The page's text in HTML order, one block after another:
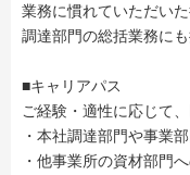
業務に慣れていただい
調達部門の総括業務に
■キャリアパス
ご経験・適性に応じて
・本社調達部門や事業
・他事業所の資材部門